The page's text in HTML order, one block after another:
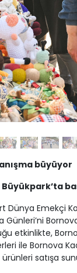
büyüyor
Dünya Emekçi
etkinlikte,
ile Bornova
satışa